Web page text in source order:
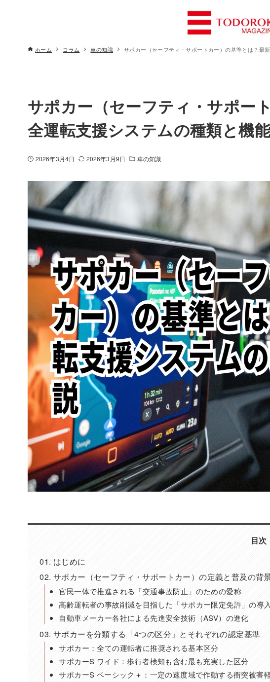
ホーム コラム 車の知識 サポカー（セーフティ・サポートカー）の基準とは？最
サポカー（セーフティ・サポー
全運転支援システムの種類と機
2026年3月4日 2026年3月9日 車の知識
目次
はじめに
サポカー（セーフティ・サポートカー）の定義と普及の背
官民一体で推進される「交通事故防止」のための愛称
高齢運転者の事故削減を目指した「サポカー限定免許」の導入
自動車メーカー各社による先進安全技術（ASV）の進化
サポカーを分類する「4つの区分」とそれぞれの認定基準
サポカー：全ての運転者に推奨される基本区分
サポカーS ワイド：歩行者検知も含む最も充実した区分
サポカーS ベーシック＋：一定の速度域で作動する衝突被害